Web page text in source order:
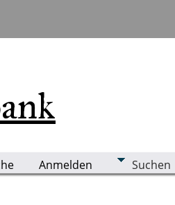
Anmelden Suchen